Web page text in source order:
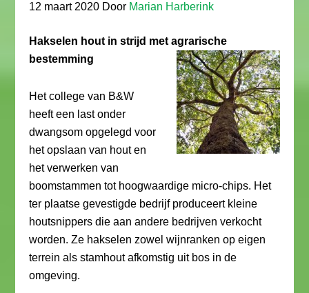
12 maart 2020 Door Marian Harberink
Hakselen hout in strijd met agrarische
bestemming
Het college van B&W
heeft een last onder
dwangsom opgelegd voor
het opslaan van hout en
het verwerken van
boomstammen tot hoogwaardige micro-chips. Het
ter plaatse gevestigde bedrijf produceert kleine
houtsnippers die aan andere bedrijven verkocht
worden. Ze hakselen zowel wijnranken op eigen
terrein als stamhout afkomstig uit bos in de
omgeving.